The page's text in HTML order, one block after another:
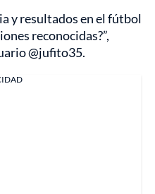
y resultados en el fútbol
reconocidas?”,
@jufito35.